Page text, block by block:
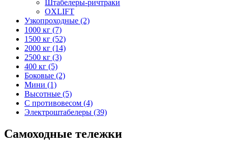
Штабелеры-ричтраки
OXLIFT
Узкопроходные (2)
1000 кг (7)
1500 кг (52)
2000 кг (14)
2500 кг (3)
400 кг (5)
Боковые (2)
Мини (1)
Высотные (5)
С противовесом (4)
Электроштабелеры (39)
Самоходные тележки